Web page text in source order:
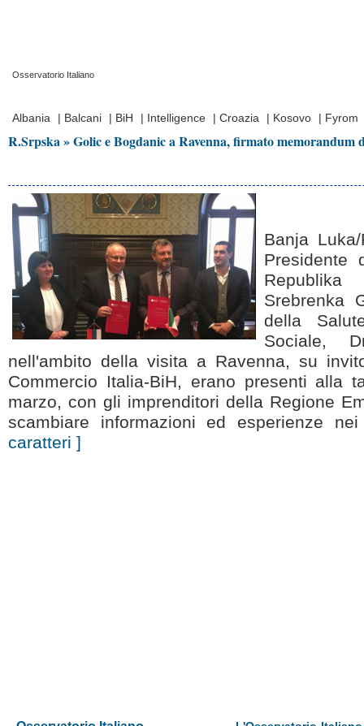
Osservatorio Italiano
Albania
| Balcani | BiH | Intelligence | Croazia | Kosovo | Fyrom
R.Srpska » Golic e Bogdanic a Ravenna, firmato memorandum
Banja
Presidente
Srebrenka
della
Sociale,
nell'ambito della visita a Ravenna, su
Commercio Italia-BiH, erano presenti alla
marzo, con gli imprenditori della Regione
scambiare informazioni ed esperienze
caratteri ]